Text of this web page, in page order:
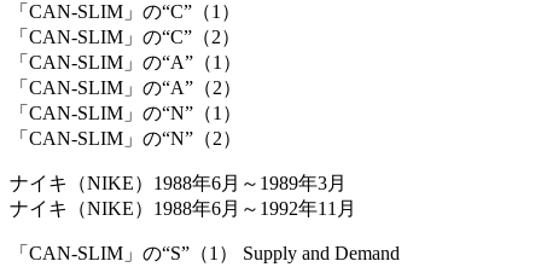
「CAN-SLIM」の“C”（1）
「CAN-SLIM」の“C”（2）
「CAN-SLIM」の“A”（1）
「CAN-SLIM」の“A”（2）
「CAN-SLIM」の“N”（1）
「CAN-SLIM」の“N”（2）
ナイキ（NIKE）1988年6月～1989年3月
ナイキ（NIKE）1988年6月～1992年11月
「CAN-SLIM」の“S”（1） Supply and Demand